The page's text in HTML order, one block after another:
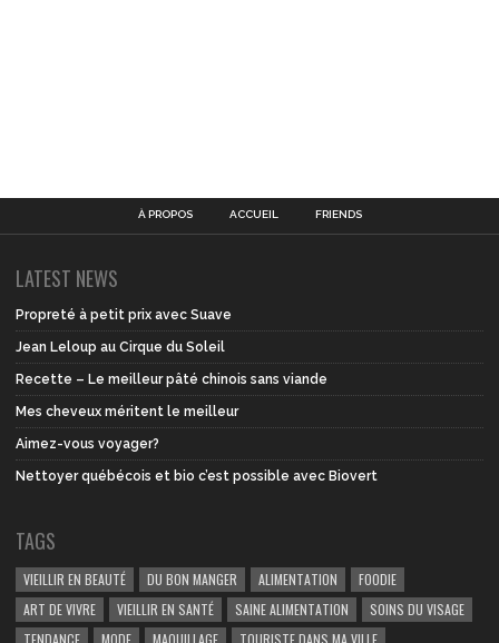
À PROPOS ACCUEIL FRIENDS
LATEST NEWS
Propreté à petit prix avec Suave
Jean Leloup au Cirque du Soleil
Recette – Le meilleur pâté chinois sans viande
Mes cheveux méritent le meilleur
Aimez-vous voyager?
Nettoyer québécois et bio c’est possible avec Biovert
TAGS
VIEILLIR EN BEAUTÉ DU BON MANGER ALIMENTATION
FOODIE
ART DE VIVRE
VIEILLIR EN SANTÉ SAINE ALIMENTATION
SOINS DU VISAGE